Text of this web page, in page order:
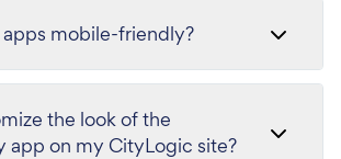
apps mobile-friendly?
the look of the
app on my CityLogic site?